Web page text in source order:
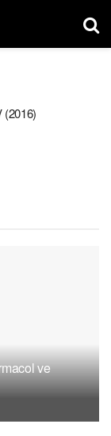
(2016)
ve